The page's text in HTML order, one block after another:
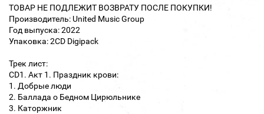
ТОВАР НЕ ПОДЛЕЖИТ ВОЗВРАТУ ПОСЛЕ ПОКУПКИ!
Производитель: United Music Group
Год выпуска: 2022
Упаковка: 2CD Digipack
Трек лист:
CD1. Акт 1. Праздник крови:
1. Добрые люди
2. Баллада о Бедном Цирюльнике
3. Каторжник